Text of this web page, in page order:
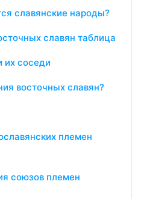
славянские народы?
славян таблица
их соседи
восточных славян?
племен
союзов племен